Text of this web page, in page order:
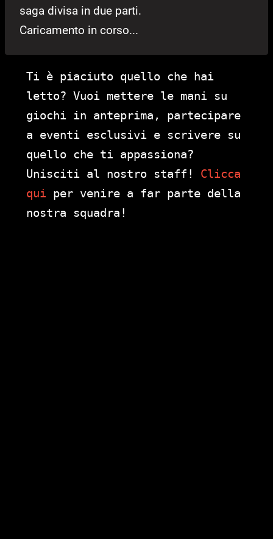
saga divisa in due parti.
Caricamento in corso...
Ti è piaciuto quello che hai
letto? Vuoi mettere le mani su
giochi in anteprima, partecipare
a eventi esclusivi e scrivere su
quello che ti appassiona?
Unisciti al nostro staff! Clicca
qui per venire a far parte della
nostra squadra!